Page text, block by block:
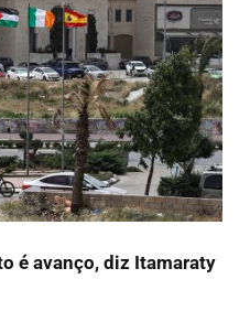
é avanço, diz Itamaraty